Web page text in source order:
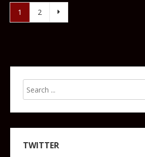
Paginación de entradas
1 2
TWITTER